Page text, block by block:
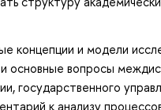
концепции и модели
основные вопросы
государственного
к анализу